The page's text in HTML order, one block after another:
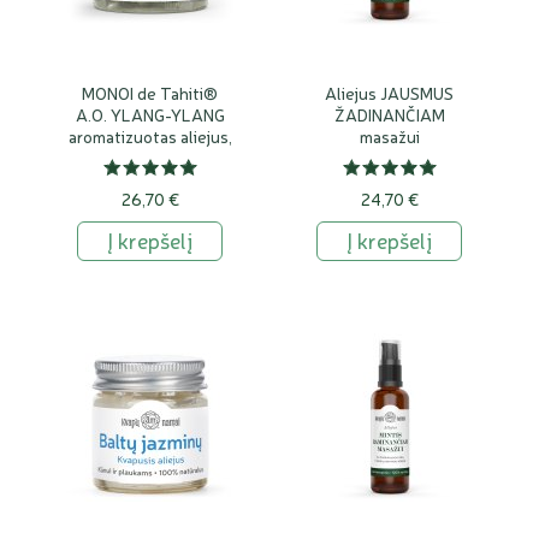
vieni aromatai labiau siejami su ramybe ir jaukumu, kiti – su
gaiva, šiluma ar energija.
Svarbu nepamiršti, kad eteriniai aliejai yra koncentruotos
augalinės medžiagos, todėl juos reikia naudoti atsakingai.
Jei renkatės masažo aliejų vaikams, nėštumo metu,
žindymo laikotarpiu ar labai jautriai odai, verta rinktis tik tam
rinktis?
Natūralus masažo aliejus tinka tiems, kurie nori vengti
sintetinių kvapiklių, mineralinių aliejų ar perteklinių priedų.
Toks aliejus dažniausiai kuriamas iš augalinių aliejų, o
MONOI de Tahiti®
A.O. YLANG-YLANG
aromatizuotas aliejus,
100% natūralus
26,70 €
Į krepšelį
Aliejus JAUSMUS
ŽADINANČIAM
masažui
24,70 €
Į krepšelį